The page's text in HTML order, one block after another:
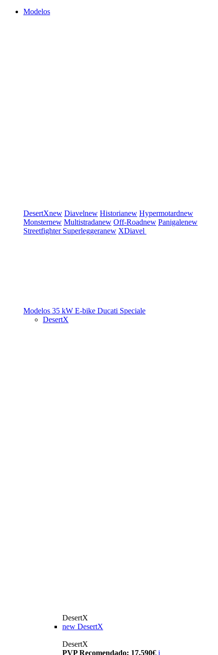
Modelos
DesertXnew Diavelnew Historianew Hypermotardnew
Monsternew Multistradanew Off-Roadnew Panigalenew
Streetfighter Superleggeranew XDiavel
Modelos 35 kW E-bike Ducati Speciale
DesertX
DesertX
new DesertX
DesertX
PVP Recomendado: 17.590€ i